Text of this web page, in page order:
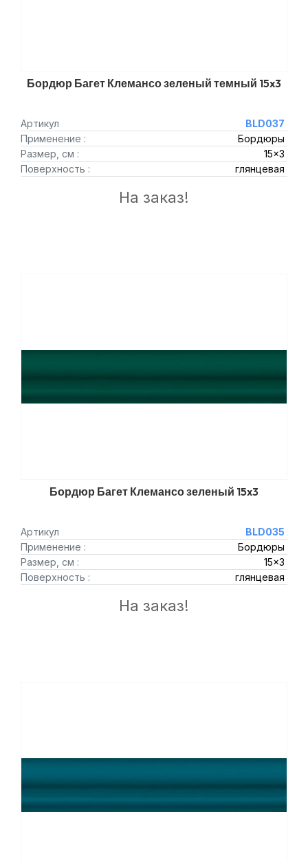
Бордюр Багет Клемансо зеленый темный 15x3
Артикул
BLD037
Применение :
Бордюры
Размер, см :
15x3
Поверхность :
глянцевая
На заказ!
Бордюр Багет Клемансо зеленый 15x3
Артикул
BLD035
Применение :
Бордюры
Размер, см :
15x3
Поверхность :
глянцевая
На заказ!